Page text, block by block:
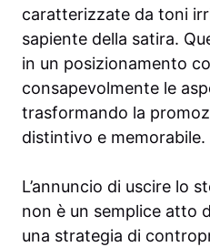
caratterizzate da toni
sapiente della satira.
in un posizionamento
consapevolmente le
trasformando la
distintivo e memorabile.
L’annuncio di uscire lo
non è un semplice atto
una strategia di